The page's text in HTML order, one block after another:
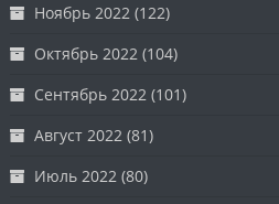
Ноябрь 2022 (122)
Октябрь 2022 (104)
Сентябрь 2022 (101)
Август 2022 (81)
Июль 2022 (80)